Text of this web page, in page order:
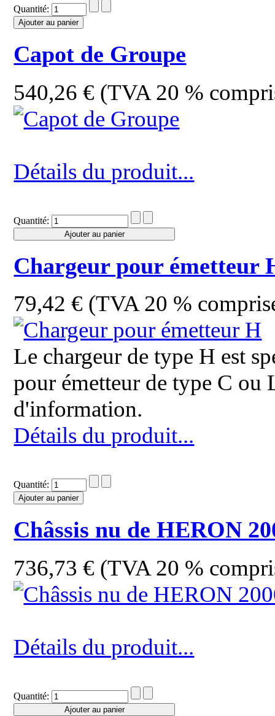
Quantité:
Capot de Groupe
540,26 € (TVA 20 %
Détails du produit...
Quantité:
Chargeur pour émetteur
79,42 € (TVA 20 %
Le chargeur de type H est
pour émetteur de type C
d'information.
Détails du produit...
Quantité:
Châssis nu de HERON
736,73 € (TVA 20 %
Détails du produit...
Quantité: